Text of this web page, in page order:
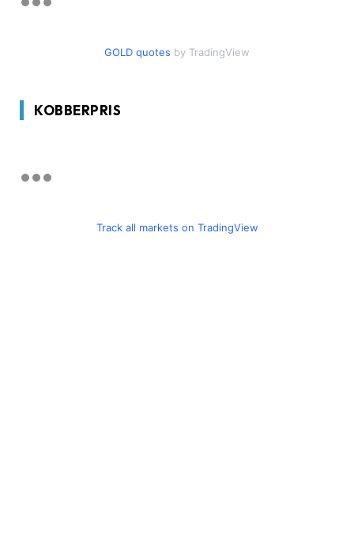
GOLD quotes by TradingView
KOBBERPRIS
Track all markets on TradingView